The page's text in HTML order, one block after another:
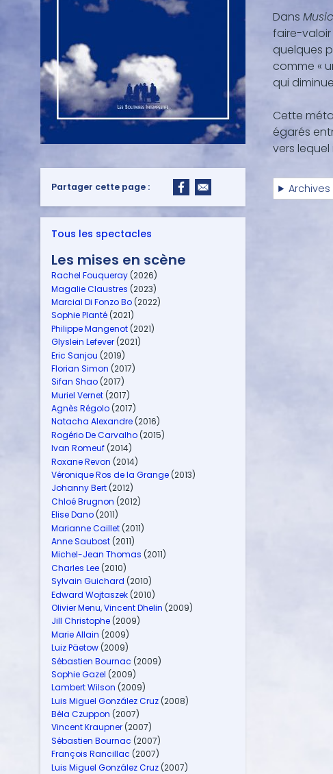
Dans
faire-valoir
quelques
comme «
qui
Cette
égarés
vers
Partager cette page :
Tous les spectacles
Les mises en scène
Rachel Fouqueray (2026)
Magalie Claustres (2023)
Marcial Di Fonzo Bo (2022)
Sophie Planté (2021)
Philippe Mangenot (2021)
Glyslein Lefever (2021)
Eric Sanjou (2019)
Florian Simon (2017)
Sifan Shao (2017)
Muriel Vernet (2017)
Agnès Régolo (2017)
Natacha Alexandre (2016)
Rogério De Carvalho (2015)
Ivan Romeuf (2014)
Roxane Revon (2014)
Véronique Ros de la Grange (2013)
Johanny Bert (2012)
Chloé Brugnon (2012)
Elise Dano (2011)
Marianne Caillet (2011)
Anne Saubost (2011)
Michel-Jean Thomas (2011)
Charles Lee (2010)
Sylvain Guichard (2010)
Edward Wojtaszek (2010)
Olivier Menu,Vincent Dhelin (2009)
Jill Christophe (2009)
Marie Allain (2009)
Luiz Päetow (2009)
Sébastien Bournac (2009)
Sophie Gazel (2009)
Lambert Wilson (2009)
Luis Miguel González Cruz (2008)
Béla Czuppon (2007)
Vincent Kraupner (2007)
Sébastien Bournac (2007)
François Rancillac (2007)
Luis Miguel González Cruz (2007)